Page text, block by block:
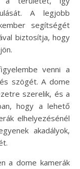
A legjobb
segítségét
biztosítja, hogy
venni a
szögét. A dome
szerelik, és a
hogy a lehető
elhelyezésénél
akadályok,
a dome kamerák